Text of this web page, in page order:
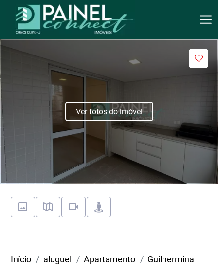
Ver fotos do imóvel
Início aluguel Apartamento Guilhermina